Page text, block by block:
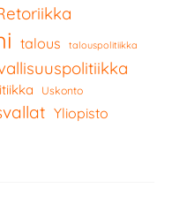
talous talouspolitiikka
Uskonto
Yliopisto